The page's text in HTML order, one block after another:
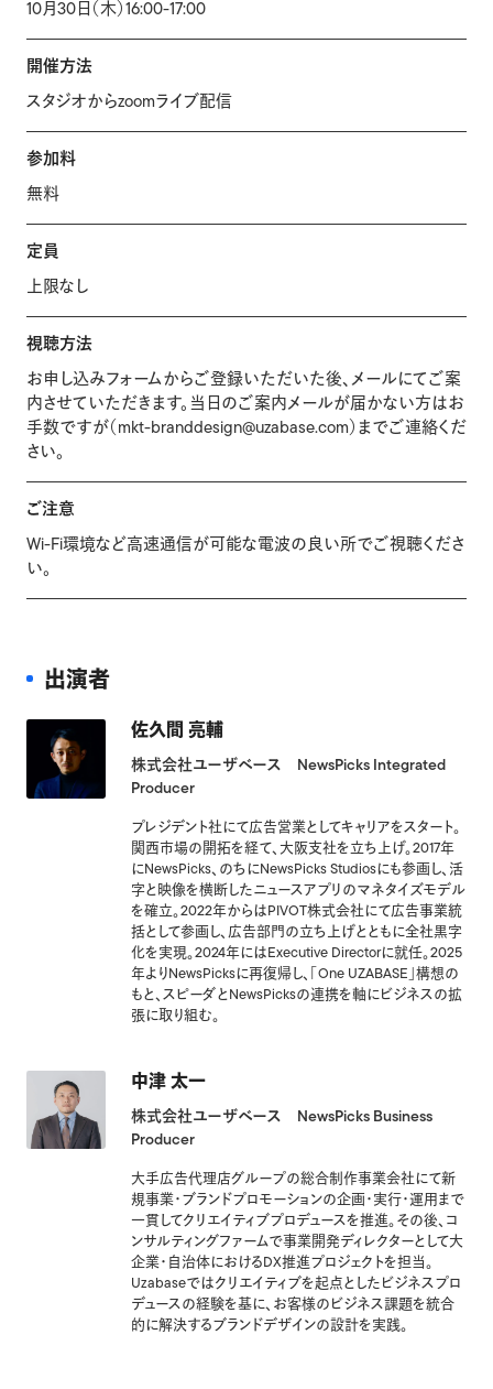
10月30日（木）16:00-17:00
開催方法
スタジオからzoomライブ配信
参加料
無料
定員
上限なし
視聴方法
お申し込みフォームからご登録いただいた後、メールにてご案
内させていただきます。当日のご案内メールが届かない方はお
手数ですが（mkt-branddesign@uzabase.com）までご連絡くだ
さい。
ご注意
Wi-Fi環境など高速通信が可能な電波の良い所でご視聴くださ
い。
出演者
佐久間 亮輔
株式会社ユーザベース NewsPicks Integrated
Producer
プレジデント社にて広告営業としてキャリアをスタート。
関西市場の開拓を経て、大阪支社を立ち上げ。2017年
にNewsPicks、のちにNewsPicks Studiosにも参画し、活
字と映像を横断したニュースアプリのマネタイズモデル
を確立。2022年からはPIVOT株式会社にて広告事業統
括として参画し、広告部門の立ち上げとともに全社黒字
化を実現。2024年にはExecutive Directorに就任。2025
年よりNewsPicksに再復帰し、「One UZABASE」構想の
もと、スピーダとNewsPicksの連携を軸にビジネスの拡
張に取り組む。
中津 太一
株式会社ユーザベース NewsPicks Business
Producer
大手広告代理店グループの総合制作事業会社にて新
規事業・ブランドプロモーションの企画・実行・運用まで
一貫してクリエイティブプロデュースを推進。その後、コ
ンサルティングファームで事業開発ディレクターとして大
企業・自治体におけるDX推進プロジェクトを担当。
Uzabaseではクリエイティブを起点としたビジネスプロ
デュースの経験を基に、お客様のビジネス課題を統合
的に解決するブランドデザインの設計を実践。